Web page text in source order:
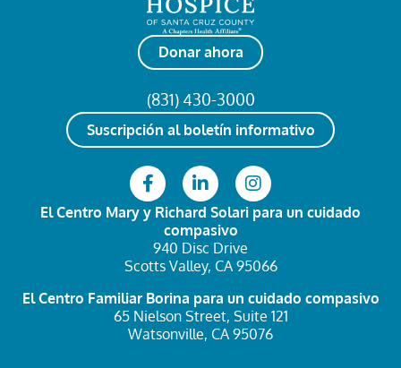
Donar ahora
(831) 430-3000
Suscripción al boletín informativo
El Centro Mary y Richard Solari para un cuidado
compasivo
940 Disc Drive
Scotts Valley, CA 95066
El Centro Familiar Borina para un cuidado compasivo
65 Nielson Street, Suite 121
Watsonville, CA 95076